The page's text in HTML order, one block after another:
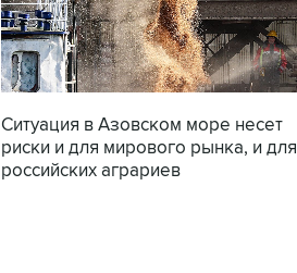
Ситуация в Азовском море несет
риски и для мирового рынка, и для
российских аграриев